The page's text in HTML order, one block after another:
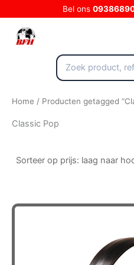
naar
Bel ons
Zoeken
naar:
Home / Producten getagged
Classic Pop